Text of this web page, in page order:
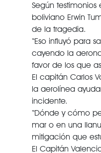
Según
boliviano Erwin
de la tragedia.
“Eso influyó para
cayendo la
favor de los que
El capitán Carlos
la aerolínea
incidente.
“Dónde y cómo
mar o en una
mitigación que
El Capitán